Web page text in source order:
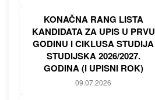
KONAČNA RANG LISTA
KANDIDATA ZA UPIS U PRVU
GODINU I CIKLUSA STUDIJA
STUDIJSKA 2026/2027.
GODINA (I UPISNI ROK)
09.07.2026